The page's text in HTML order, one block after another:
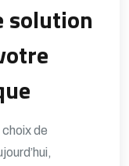
solution
choix de